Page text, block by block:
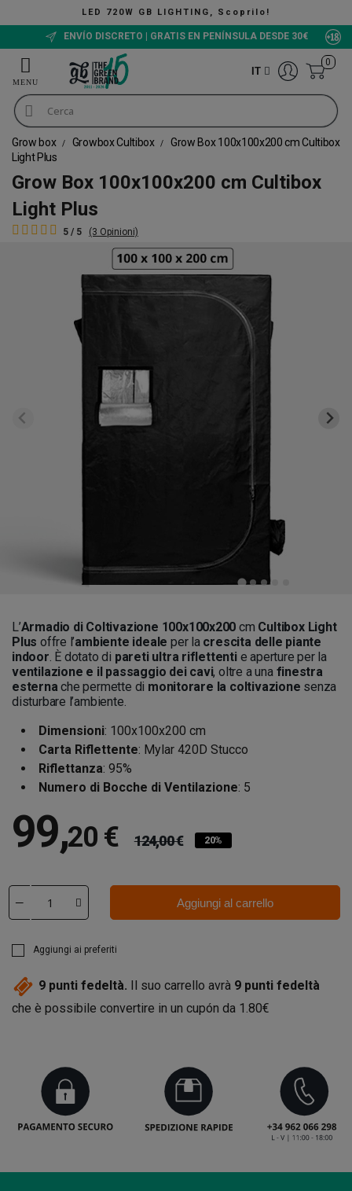
720W GB LIGHTING, Scoprilo!
ENVÍO DISCRETO | GRATIS EN PENÍNSULA DESDE 30€
IT
0
Grow box Growbox Cultibox
Grow Box 100x100x200 cm Cultibox
Light Plus
Grow Box 100x100x200 cm Cultibox
Light Plus
5 / 5 (3 Opinioni)
L’Armadio di Coltivazione 100x100x200 cm Cultibox Light
Plus offre l’ambiente ideale per la crescita delle piante
indoor. È dotato di pareti ultra riflettentie aperture per la
ventilazione e il passaggio dei cavi, oltre a una finestra
esterna che permette di monitorare la coltivazione senza
disturbare l’ambiente.
Dimensioni: 100x100x200 cm
Carta Riflettente: Mylar 420D Stucco
Riflettanza: 95%
Numero di Bocche di Ventilazione: 5
99,20 € 124,00 € 20%
Aggiungi al carrello
Aggiungi ai preferiti
9 punti fedeltà. Il suo carrello avrà 9 punti fedeltà
che è possibile convertire in un cupón da 1.80€